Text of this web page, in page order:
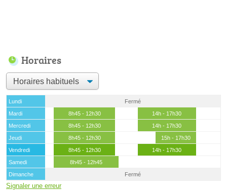
Horaires
Lundi
Fermé
Mardi
8h45 - 12h30
14h - 17h30
Mercredi
8h45 - 12h30
14h - 17h30
Jeudi
8h45 - 12h30
15h - 17h30
Vendredi
8h45 - 12h30
14h - 17h30
Samedi
8h45 - 12h45
Dimanche
Fermé
Signaler une erreur